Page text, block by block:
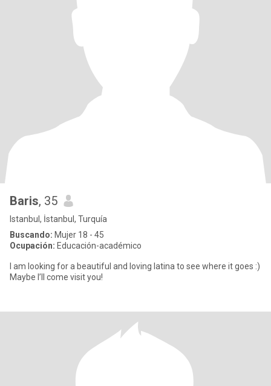
Baris, 35
Istanbul, İstanbul, Turquía
Buscando: Mujer 18 - 45
Ocupación: Educación-académico
I am looking for a beautiful and loving latina to see where it goes :)
Maybe I’ll come visit you!